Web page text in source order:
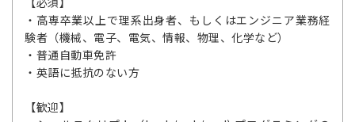
・高専卒業以上で理系出身者、もしくはエンジニア業務経
験者（機械、電子、電気、情報、物理、化学など）
・普通自動車免許
・英語に抵抗のない方
【歓迎】